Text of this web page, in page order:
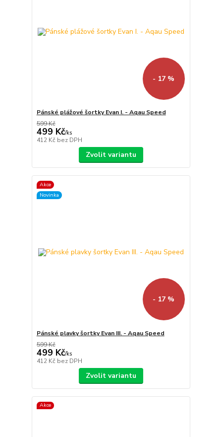
- 17 %
Pánské plážové šortky Evan I. - Aqau Speed
599 Kč
499 Kč/ks
412 Kč bez DPH
Zvolit variantu
Akce
Novinka
- 17 %
Pánské plavky šortky Evan III. - Aqau Speed
599 Kč
499 Kč/ks
412 Kč bez DPH
Zvolit variantu
Akce